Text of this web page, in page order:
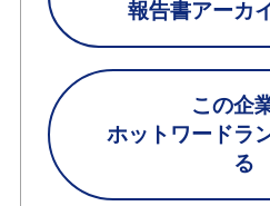
報告書アーカ
この企
ホットワードラ
る